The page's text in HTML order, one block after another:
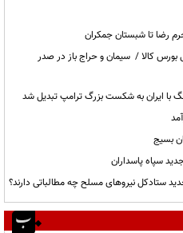
رضا تا شبستان جمکران
فیزیکی بورس کالا / سیمان و حراج باز در صدر
سپاه پاسداران
ستادکل نیروهای مسلح چه مطالباتی دارند؟